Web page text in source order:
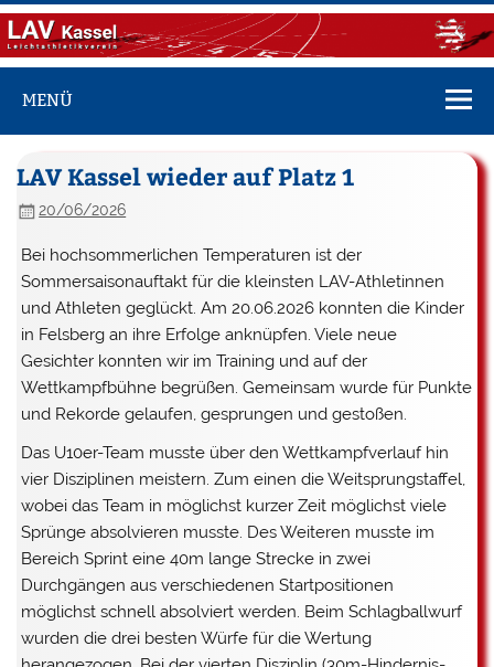
Zum
Inhalt
springen
LAV Kassel
MENÜ
LAV Kassel wieder auf Platz 1
20/06/2026
Bei hochsommerlichen Temperaturen ist der
Sommersaisonauftakt für die kleinsten LAV-Athletinnen
und Athleten geglückt. Am 20.06.2026 konnten die Kinder
in Felsberg an ihre Erfolge anknüpfen. Viele neue
Gesichter konnten wir im Training und auf der
Wettkampfbühne begrüßen. Gemeinsam wurde für Punkte
und Rekorde gelaufen, gesprungen und gestoßen.
Das U10er-Team musste über den Wettkampfverlauf hin
vier Disziplinen meistern. Zum einen die Weitsprungstaffel,
wobei das Team in möglichst kurzer Zeit möglichst viele
Sprünge absolvieren musste. Des Weiteren musste im
Bereich Sprint eine 40m lange Strecke in zwei
Durchgängen aus verschiedenen Startpositionen
möglichst schnell absolviert werden. Beim Schlagballwurf
wurden die drei besten Würfe für die Wertung